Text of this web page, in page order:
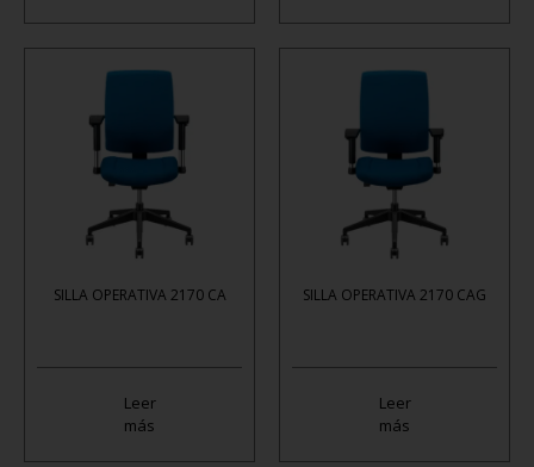
SILLA OPERATIVA 2170 CA
Leer
más
SILLA OPERATIVA 2170 CAG
Leer
más